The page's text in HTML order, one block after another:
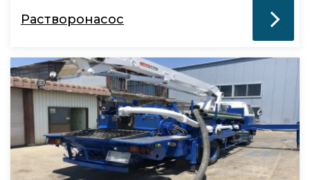
Растворонасос